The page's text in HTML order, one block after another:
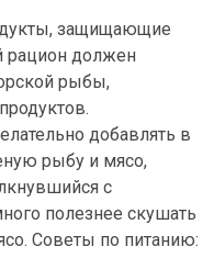
защищающие
рацион должен
рыбы,
добавлять в
рыбу и мясо,
с
полезнее скушать
Советы по питанию: